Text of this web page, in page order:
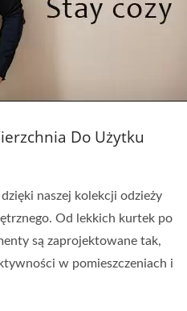
Do Użytku
naszej kolekcji odzieży
Od lekkich kurtek po
są zaprojektowane tak,
w pomieszczeniach i